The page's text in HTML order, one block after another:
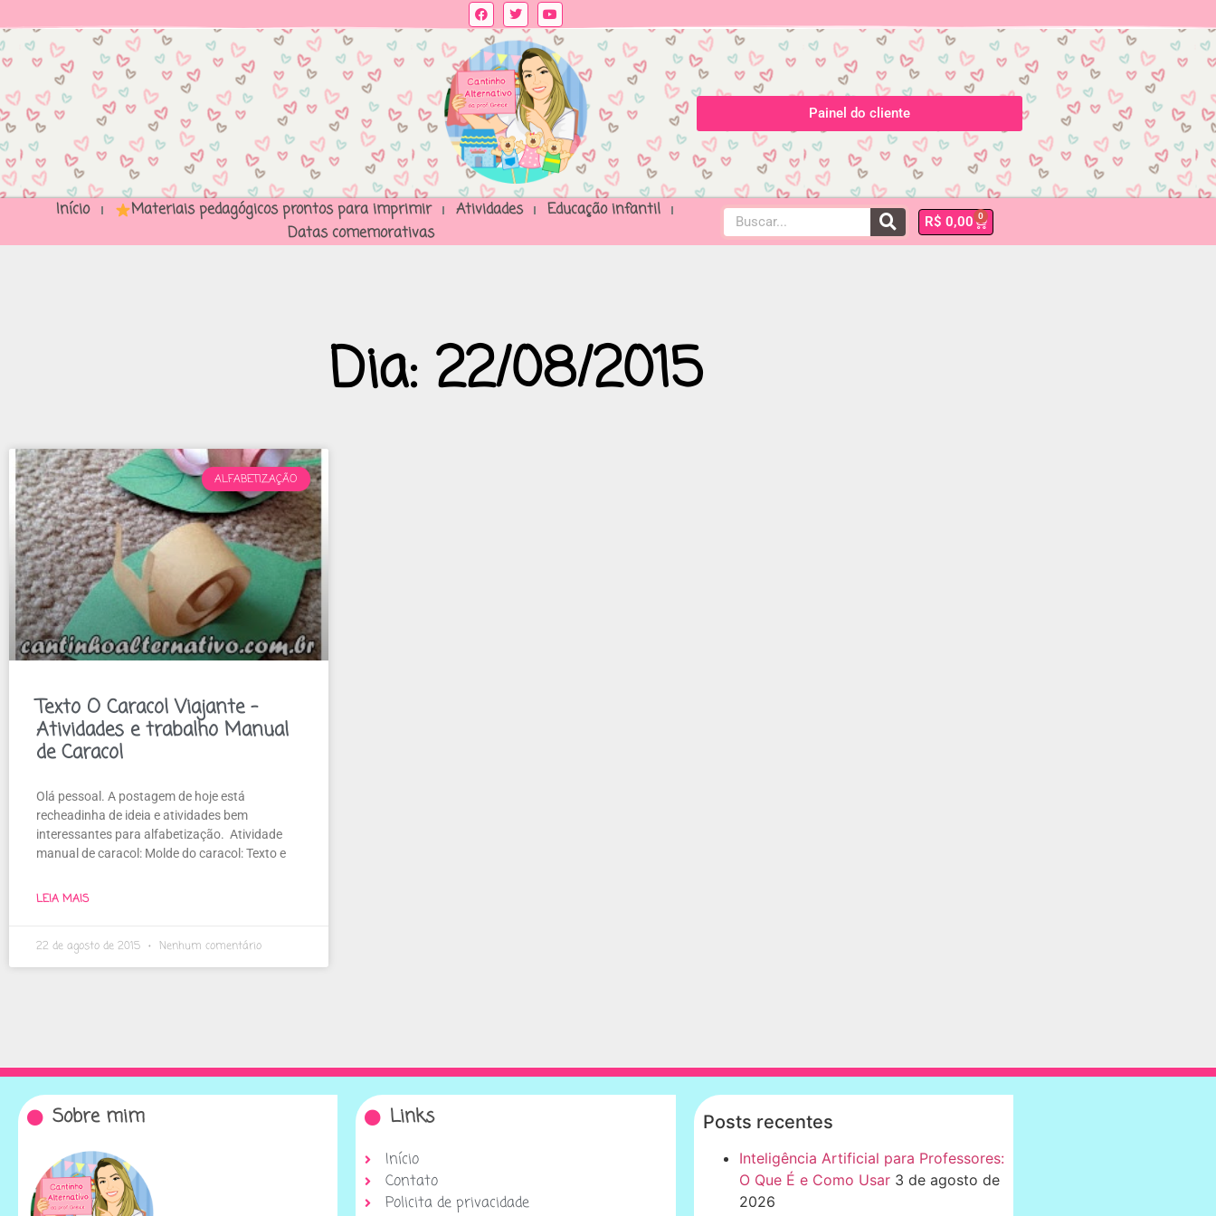
Painel do cliente
Início Materiais pedagógicos prontos para imprimir Atividades
Educação infantil
Datas comemorativas
R$ 0,00 0
Dia: 22/08/2015
ALFABETIZAÇÃO
Texto O Caracol Viajante –
Atividades e trabalho Manual
de Caracol
Olá pessoal. A postagem de hoje está
recheadinha de ideia e atividades bem
interessantes para alfabetização. Atividade
manual de caracol: Molde do caracol: Texto e
LEIA MAIS
22 de agosto de 2015 Nenhum comentário
Sobre mim Links
Início
Contato
Policita de privacidade
Posts recentes
Inteligência Artificial para Professores:
O Que É e Como Usar 3 de agosto de
2026